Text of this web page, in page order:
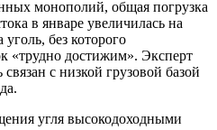
монополий, общая погрузка
в январе увеличилась на
без которого
«трудно достижим». Эксперт
связан с низкой грузовой базой
угля высокодоходными